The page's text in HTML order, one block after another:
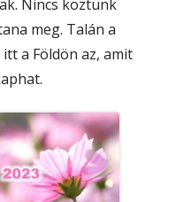
Nincs köztünk
meg. Talán a
a Földön az, amit